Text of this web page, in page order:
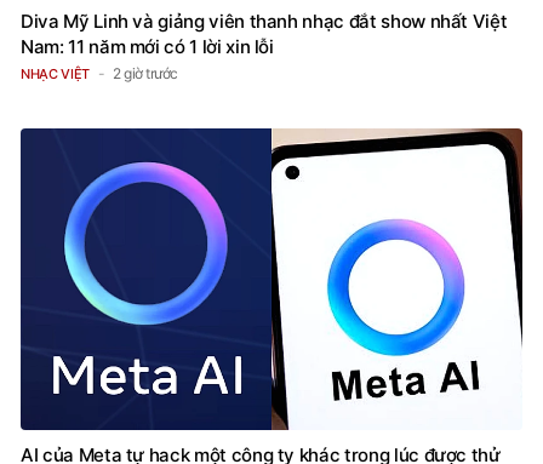
Diva Mỹ Linh và giảng viên thanh nhạc đắt show nhất Việt
Nam: 11 năm mới có 1 lời xin lỗi
NHẠC VIỆT 2 giờ trước
AI của Meta tự hack một công ty khác trong lúc được thử